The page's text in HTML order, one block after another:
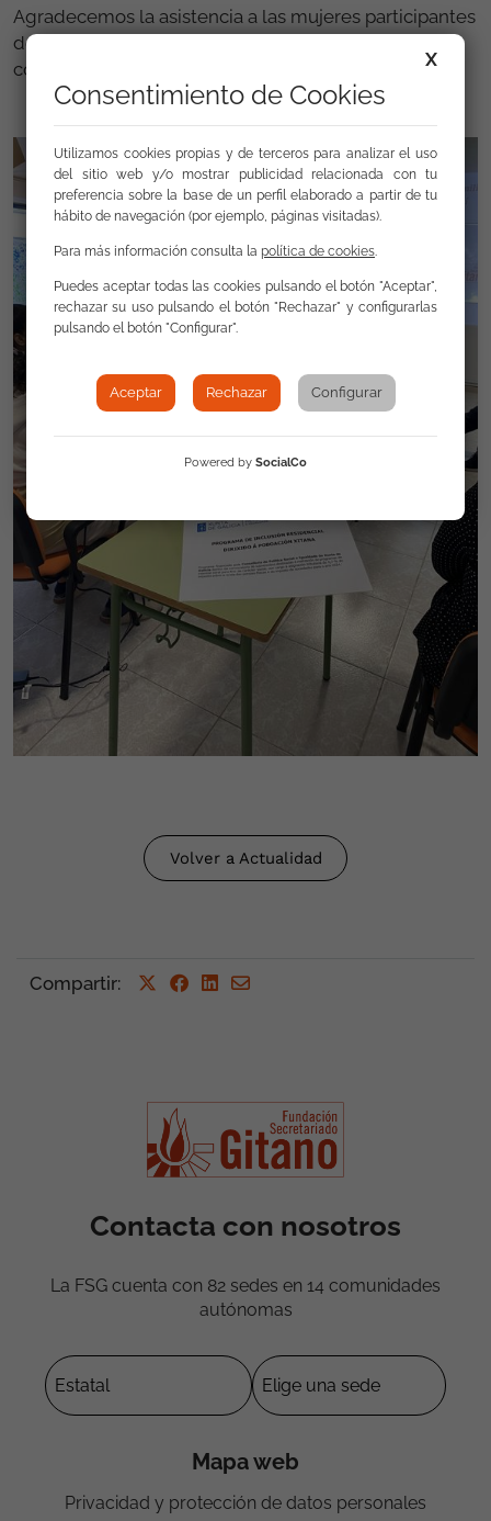
Agradecemos la asistencia a las mujeres participantes
del taller y al formador por su dedicación y
colaboración con la entidad.
Volver a Actualidad
Compartir:
Contacta con nosotros
La FSG cuenta con 82 sedes en 14 comunidades
autónomas
Mapa web
Privacidad y protección de datos personales
X
Consentimiento de Cookies
Utilizamos cookies propias y de terceros para analizar el uso
del sitio web y/o mostrar publicidad relacionada con tu
preferencia sobre la base de un perfil elaborado a partir de tu
hábito de navegación (por ejemplo, páginas visitadas).
Para más información consulta la política de cookies
Puedes aceptar todas las cookies pulsando el botón "Aceptar",
rechazar su uso pulsando el botón "Rechazar" y configurarlas
pulsando el botón "Configurar".
Aceptar Rechazar Configurar
Powered by SocialCo